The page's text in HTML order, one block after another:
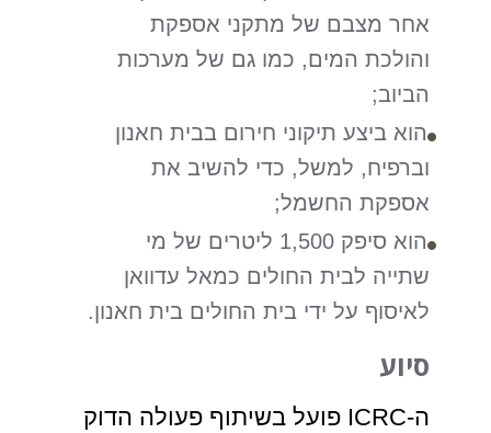
אחר מצבם של מתקני אספקת
והולכת המים, כמו גם של מערכות
הביוב;
הוא ביצע תיקוני חירום בבית חאנון
וברפיח, למשל, כדי להשיב את
אספקת החשמל;
הוא סיפק 1,500 ליטרים של מי
שתייה לבית החולים כמאל עדוואן
לאיסוף על ידי בית החולים בית חאנון.
סיוע
ה-ICRC פועל בשיתוף פעולה הדוק